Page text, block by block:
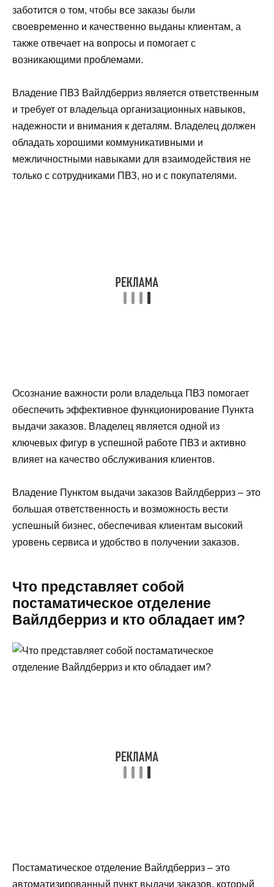
заботится о том, чтобы все заказы были
своевременно и качественно выданы клиентам, а
также отвечает на вопросы и помогает с
возникающими проблемами.
Владение ПВЗ Вайлдберриз является ответственным
и требует от владельца организационных навыков,
надежности и внимания к деталям. Владелец должен
обладать хорошими коммуникативными и
межличностными навыками для взаимодействия не
только с сотрудниками ПВЗ, но и с покупателями.
Осознание важности роли владельца ПВЗ помогает
обеспечить эффективное функционирование Пункта
выдачи заказов. Владелец является одной из
ключевых фигур в успешной работе ПВЗ и активно
влияет на качество обслуживания клиентов.
Владение Пунктом выдачи заказов Вайлдберриз – это
большая ответственность и возможность вести
успешный бизнес, обеспечивая клиентам высокий
уровень сервиса и удобство в получении заказов.
Что представляет собой
постаматическое отделение
Вайлдберриз и кто обладает им?
Постаматическое отделение Вайлдберриз – это
автоматизированный пункт выдачи заказов, который